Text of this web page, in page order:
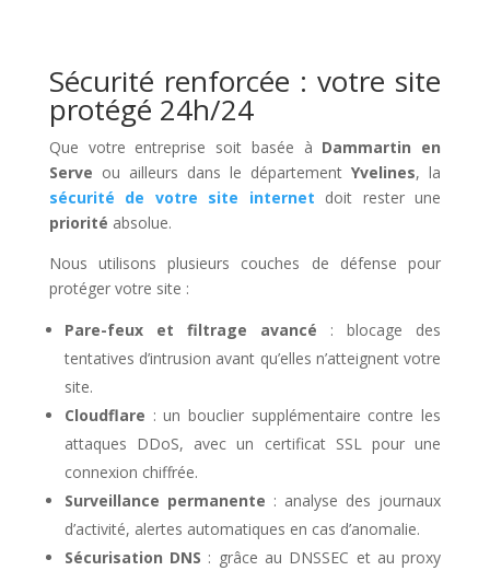
Sécurité renforcée : votre site
protégé 24h/24
Que votre entreprise soit basée à Dammartin en
Serve ou ailleurs dans le départementYvelines, la
sécurité de votre site internet doit rester une
priorité absolue.
Nous utilisons plusieurs couches de défense pour
protéger votre site :
Pare-feux et filtrage avancé : blocage des
tentatives d’intrusion avant qu’elles n’atteignent votre
site.
Cloudflare : un bouclier supplémentaire contre les
attaques DDoS, avec un certificat SSL pour une
connexion chiffrée.
Surveillance permanente : analyse des journaux
d’activité, alertes automatiques en cas d’anomalie.
Sécurisation DNS : grâce au DNSSEC et au proxy